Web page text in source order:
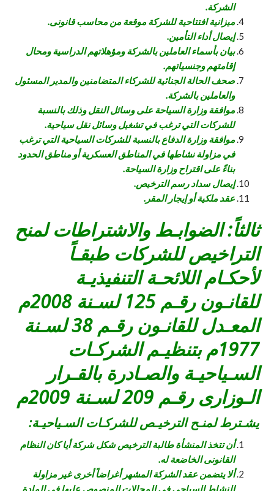
الشركة.
ميزانية افتتاحية للشركة موقعة من محاسب قانونى.
إيصال أداء التأمين.
بيان بأسماء العاملين بالشركة ومؤهلاتهم الدراسية ومحال
إقامتهم وجنسياتهم.
صحف الحالة الجنائية للشركاء المتضامنين والمدير المسئول
والعاملين بالشركة.
موافقة وزارة السياحة على وسائل النقل وذلك بالنسبة
للشركات التي ترغب في تشغيل وسائل نقل سياحية.
موافقة وزارة الدفاع بالنسبة للشركات السياحية التي ترغب
في مزاولة نشاطها في المناطق العسكرية أو مناطق الحدود
بناءً على اقتراح وزارة السياحة.
إيصال سداد رسم الترخيص.
عقد ملكية أو إيجار المقر.
ثالثاً: الضوابـط والاشتراطات لمنح
التراخيص للشركات طبقـاً
لأحكـام اللائحـة التنفيذيـة
للقانـون رقـم 125 لسـنة 2008م
المعـدل للقانـون رقـم 38 لسـنة
1977م بتنظيـم الشركـات
السـياحيـة والصـادرة بالقـرار
الـوزارى رقـم 209 لسـنة 2009م
يشـترط لمنـح الترخيـص للشركـات السـياحيـة:
أن تتخذ المنشأة طالبة الترخيص شكل شركة أيا كان النظام
القانونى الخاضعة له.
ألا يتضمن عقد الشركة المشهر أغراضاً أخرى غير مزاولة
النشاط السياحى فى المجالات المنصوص عليها فى المادة